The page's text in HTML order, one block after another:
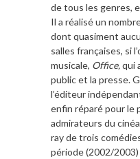
de tous les genres,
Il a réalisé un
dont quasiment
salles françaises, si
musicale, Office,qui
public et la presse.
l’éditeur
enfin réparé pour le
admirateurs du
ray de trois
période (2002/2003)